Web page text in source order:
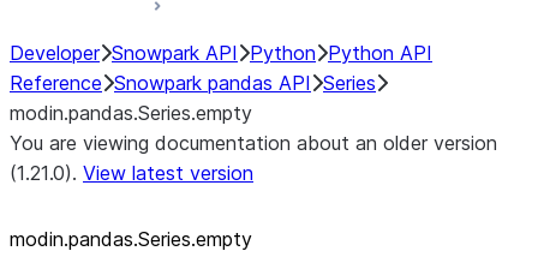
Developer Snowpark API Python Python API
Reference Snowpark pandas API Series
modin.pandas.Series.empty
You are viewing documentation about an older version
(1.21.0). View latest version
modin.pandas.Series.empty